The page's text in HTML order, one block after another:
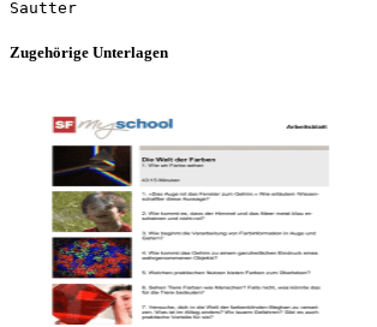
Zugehörige Unterlagen